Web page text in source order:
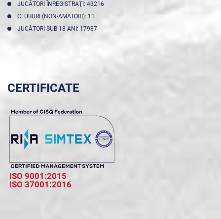
JUCĂTORI ÎNREGISTRAŢI: 43216
CLUBURI (NON-AMATORI): 11
JUCĂTORI SUB 18 ANI: 17987
CERTIFICATE
ISO 9001:2015
ISO 37001:2016